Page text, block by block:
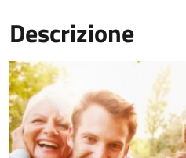
Descrizione